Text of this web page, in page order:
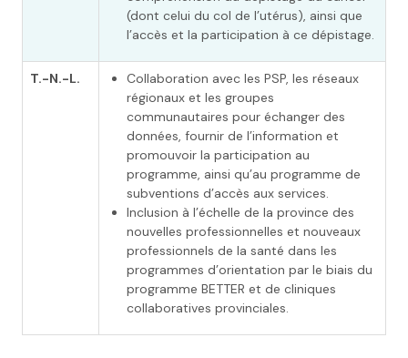
(dont celui du col de l’utérus), ainsi que
l’accès et la participation à ce dépistage.
T.-N.-L.
Collaboration avec les PSP, les réseaux
régionaux et les groupes
communautaires pour échanger des
données, fournir de l’information et
promouvoir la participation au
programme, ainsi qu’au programme de
subventions d’accès aux services.
Inclusion à l’échelle de la province des
nouvelles professionnelles et nouveaux
professionnels de la santé dans les
programmes d’orientation par le biais du
programme BETTER et de cliniques
collaboratives provinciales.